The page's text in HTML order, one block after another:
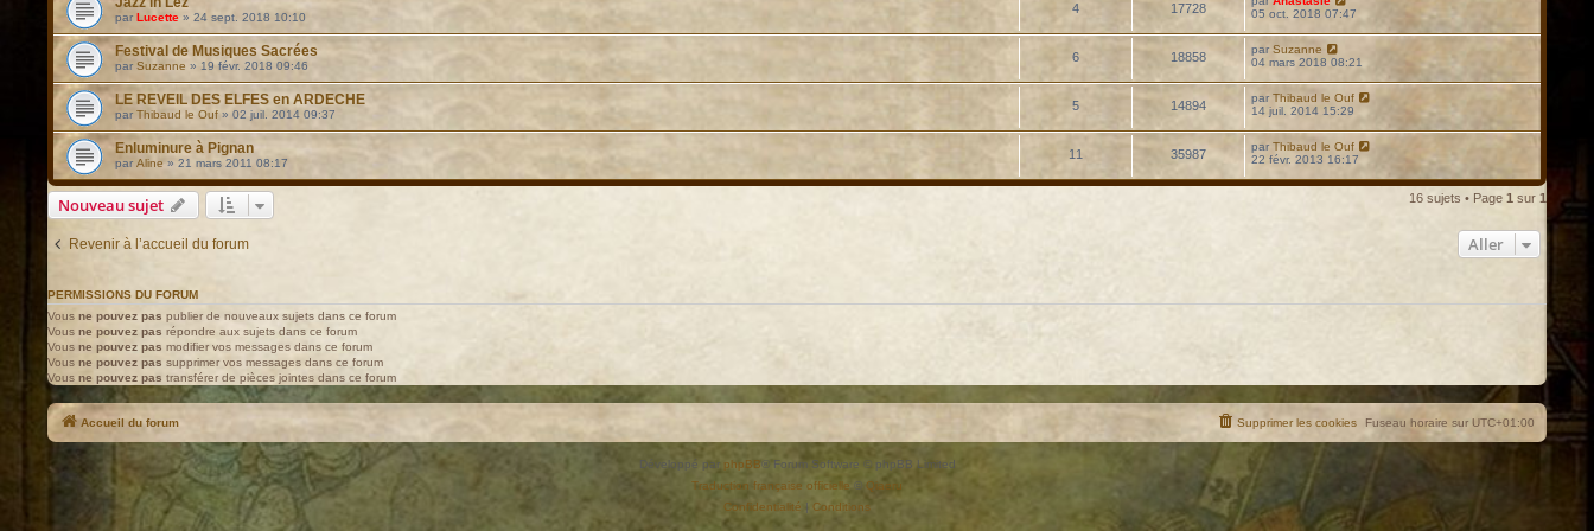
par Lucette » 24 sept. 2018 10:10
4 17728
05 oct. 2018 07:47
Festival de Musiques Sacrées
par Suzanne » 19 févr. 2018 09:46
6 18858
par Suzanne
04 mars 2018 08:21
LE REVEIL DES ELFES en ARDECHE
par Thibaud le Ouf » 02 juil. 2014 09:37
5 14894
par Thibaud le Ouf
14 juil. 2014 15:29
Enluminure à Pignan
par Aline » 21 mars 2011 08:17
11 35987
par Thibaud le Ouf
22 févr. 2013 16:17
Nouveau sujet 16 sujets • Page 1 sur 1
Revenir à l’accueil du forum Aller
PERMISSIONS DU FORUM
Vous ne pouvez pas publier de nouveaux sujets dans ce forum
Vous ne pouvez pas répondre aux sujets dans ce forum
Vous ne pouvez pas modifier vos messages dans ce forum
Vous ne pouvez pas supprimer vos messages dans ce forum
Vous ne pouvez pas transférer de pièces jointes dans ce forum
Accueil du forum Fuseau horaire sur UTC+01:00
Supprimer les cookies
Développé par phpBB ® Forum Software © phpBB Limited
Traduction française officielle
Qiaeru
Confidentialité
Conditions